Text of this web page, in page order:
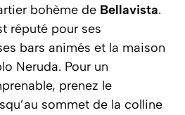
bohème de Bellavista.
réputé pour ses
bars animés et la maison
Neruda. Pour un
prenez le
sommet de la colline